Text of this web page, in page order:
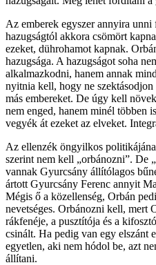
Az emberek egyszer annyira
hazugságtól akkora csömört
ezeket, dührohamot kapnak.
hazugsága. A hazugságot soha
alkalmazkodni, hanem annak
nyitnia kell, hogy ne
más embereket. De úgy kell
nem enged, hanem minél többen
vegyék át ezeket az elveket.
Az ellenzék öngyilkos
szerint nem kell „orbánozni”. De
vannak Gyurcsány állítólagos
ártott Gyurcsány Ferenc annyit
Mégis ő a közellenség, Orbán
nevetséges. Orbánozni kell, mert
rákfenéje, a pusztítója és a
csinált. Ha pedig van egy elszánt
egyetlen, aki nem hódol be, azt
állítani.